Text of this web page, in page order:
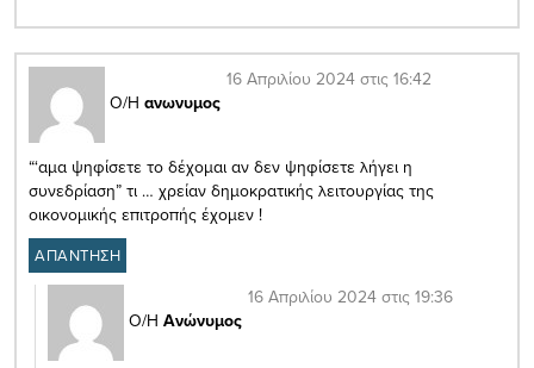
Ο/Η ανωνυμος
16 Απριλίου 2024 στις 16:42
“‘αμα ψηφίσετε το δέχομαι αν δεν ψηφίσετε λήγει η
συνεδρίαση” τι … χρείαν δημοκρατικής λειτουργίας της
οικονομικής επιτροπής έχομεν !
ΑΠΑΝΤΗΣΗ
Ο/Η Ανώνυμος
16 Απριλίου 2024 στις 19:36